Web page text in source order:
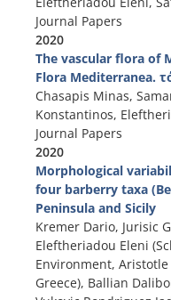
Journal Papers
2020
The vascular flora of
Flora Mediterranea.
Chasapis Minas,
Konstantinos,
Journal Papers
2020
Morphological
four barberry taxa
Peninsula and Sicily
Kremer Dario, Jurisic
Eleftheriadou Eleni
Environment,
Greece), Ballian